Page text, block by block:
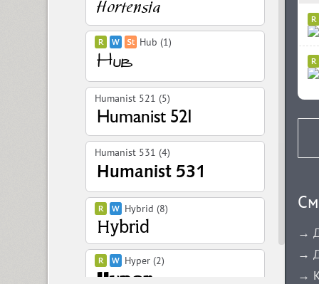
Hub (1)
Humanist 521 (5)
Humanist 531 (4)
Hybrid (8)
Hyper (2)
→
→
→